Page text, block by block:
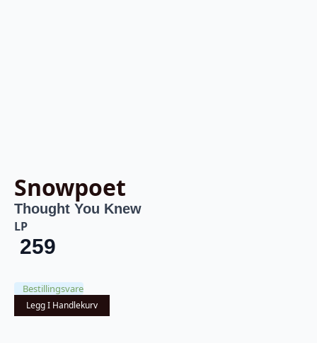
Snowpoet
Thought You Knew
LP
259
Bestillingsvare
Legg I Handlekurv